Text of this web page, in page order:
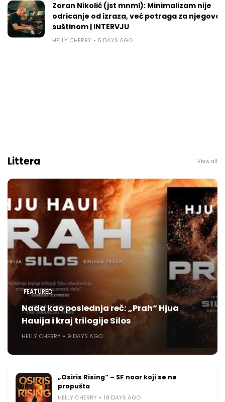
Zoran Nikolić (jst mnml): Minimalizam nije
odricanje od izraza, već potraga za
suštinom | INTERVJU
HELLY CHERRY 5 DAYS AGO
Littera View all
FEATURED
Nada kao poslednja reč: „Prah“ Hjua
Hauija i kraj trilogije Silos
HELLY CHERRY 9 DAYS AGO
„Osiris Rising“ – SF noar koji se ne
propušta
HELLY CHERRY 19 DAYS AGO